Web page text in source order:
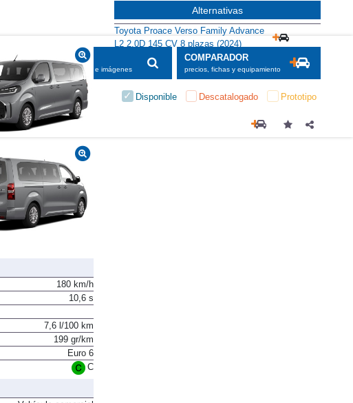
BUSCADOR
informaciones, fichas e imágenes
COMPARADOR
precios, fichas y equipamiento
Disponible Descatalogado Prototipo
180 km/h
10,6 s
7,6 l/100 km
199 gr/km
Euro 6
C
Alternativas
Toyota Proace Verso Family Advance
L2 2.0D 145 CV 8 plazas (2024)